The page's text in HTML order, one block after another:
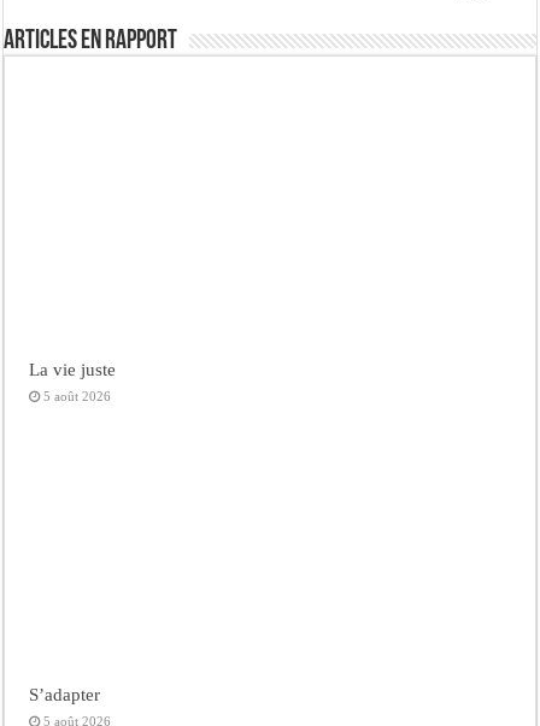
Articles en rapport
La vie juste
5 août 2026
S’adapter
5 août 2026